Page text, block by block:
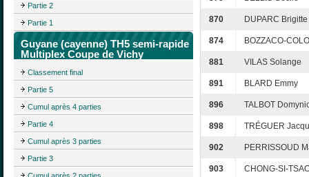
Partie 2
Partie 1
Guyane (cayenne) TH5 semi-rapide
Multiplex Coupe de Vichy
Classement final
Partie 5
Cumul après 4 parties
Partie 4
Cumul après 3 parties
Partie 3
870 DUPARC Brigitte
874 BOZZACO-
881 VILAS Solange
891 BLARD Emmy
896 TALBOT
898 TRÉGUER
902 PERRISSOUD
903 CHONG-SI-